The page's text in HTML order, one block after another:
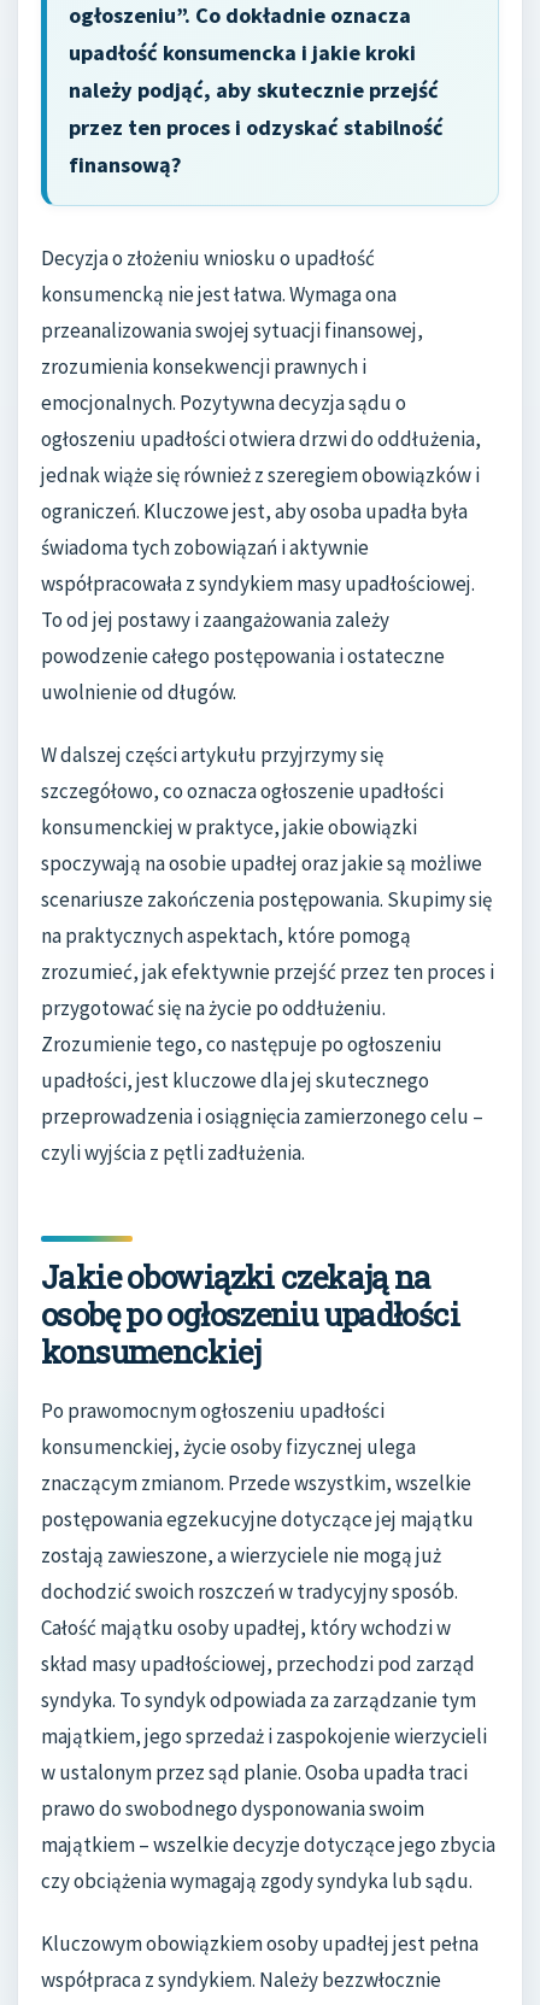
ogłoszeniu”. Co dokładnie oznacza
upadłość konsumencka i jakie kroki
należy podjąć, aby skutecznie przejść
przez ten proces i odzyskać stabilność
finansową?
Decyzja o złożeniu wniosku o upadłość
konsumencką nie jest łatwa. Wymaga ona
przeanalizowania swojej sytuacji finansowej,
zrozumienia konsekwencji prawnych i
emocjonalnych. Pozytywna decyzja sądu o
ogłoszeniu upadłości otwiera drzwi do oddłużenia,
jednak wiąże się również z szeregiem obowiązków i
ograniczeń. Kluczowe jest, aby osoba upadła była
świadoma tych zobowiązań i aktywnie
współpracowała z syndykiem masy upadłościowej.
To od jej postawy i zaangażowania zależy
powodzenie całego postępowania i ostateczne
uwolnienie od długów.
W dalszej części artykułu przyjrzymy się
szczegółowo, co oznacza ogłoszenie upadłości
konsumenckiej w praktyce, jakie obowiązki
spoczywają na osobie upadłej oraz jakie są możliwe
scenariusze zakończenia postępowania. Skupimy się
na praktycznych aspektach, które pomogą
zrozumieć, jak efektywnie przejść przez ten proces i
przygotować się na życie po oddłużeniu.
Zrozumienie tego, co następuje po ogłoszeniu
upadłości, jest kluczowe dla jej skutecznego
przeprowadzenia i osiągnięcia zamierzonego celu –
czyli wyjścia z pętli zadłużenia.
Jakie obowiązki czekają na
osobę po ogłoszeniu upadłości
konsumenckiej
Po prawomocnym ogłoszeniu upadłości
konsumenckiej, życie osoby fizycznej ulega
znaczącym zmianom. Przede wszystkim, wszelkie
postępowania egzekucyjne dotyczące jej majątku
zostają zawieszone, a wierzyciele nie mogą już
dochodzić swoich roszczeń w tradycyjny sposób.
Całość majątku osoby upadłej, który wchodzi w
skład masy upadłościowej, przechodzi pod zarząd
syndyka. To syndyk odpowiada za zarządzanie tym
majątkiem, jego sprzedaż i zaspokojenie wierzycieli
w ustalonym przez sąd planie. Osoba upadła traci
prawo do swobodnego dysponowania swoim
majątkiem – wszelkie decyzje dotyczące jego zbycia
czy obciążenia wymagają zgody syndyka lub sądu.
Kluczowym obowiązkiem osoby upadłej jest pełna
współpraca z syndykiem. Należy bezzwłocznie